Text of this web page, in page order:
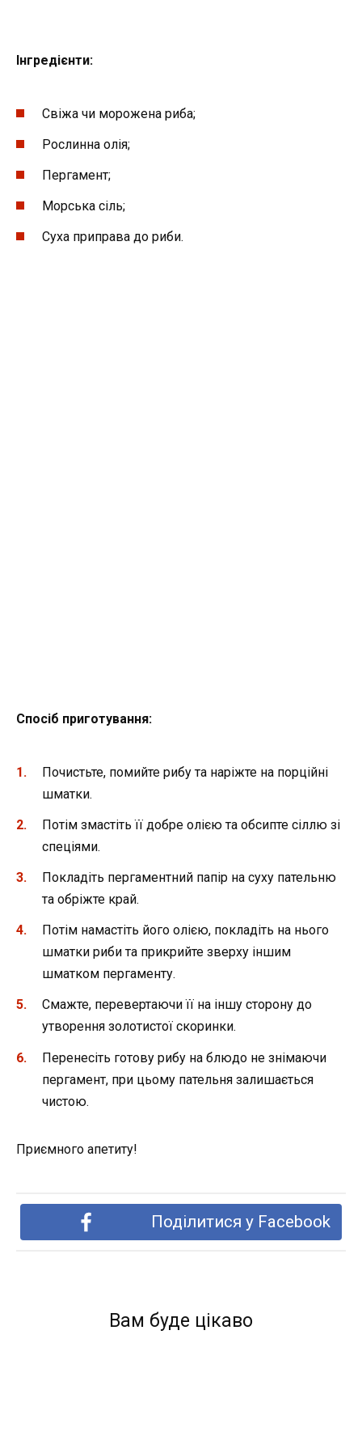
Інгредієнти:
Свіжа чи морожена риба;
Рослинна олія;
Пергамент;
Морська сіль;
Суха приправа до риби.
Спосіб приготування:
Почистьте, помийте рибу та наріжте на порційні
шматки.
Потім змастіть її добре олією та обсипте сіллю зі
спеціями.
Покладіть пергаментний папір на суху пательню
та обріжте край.
Потім намастіть його олією, покладіть на нього
шматки риби та прикрийте зверху іншим
шматком пергаменту.
Смажте, перевертаючи її на іншу сторону до
утворення золотистої скоринки.
Перенесіть готову рибу на блюдо не знімаючи
пергамент, при цьому пательня залишається
чистою.
Приємного апетиту!
Поділитися у Facebook
Вам буде цікаво